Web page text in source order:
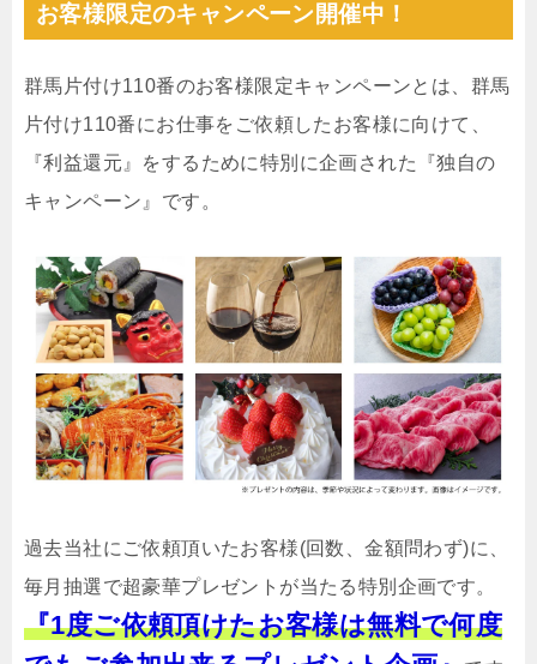
お客様限定のキャンペーン開催中！
群馬片付け110番のお客様限定キャンペーンとは、群馬
片付け110番にお仕事をご依頼したお客様に向けて、
『利益還元』をするために特別に企画された『独自の
キャンペーン』です。
過去当社にご依頼頂いたお客様(回数、金額問わず)に、
毎月抽選で超豪華プレゼントが当たる特別企画です。
『1度ご依頼頂けたお客様は無料で何度